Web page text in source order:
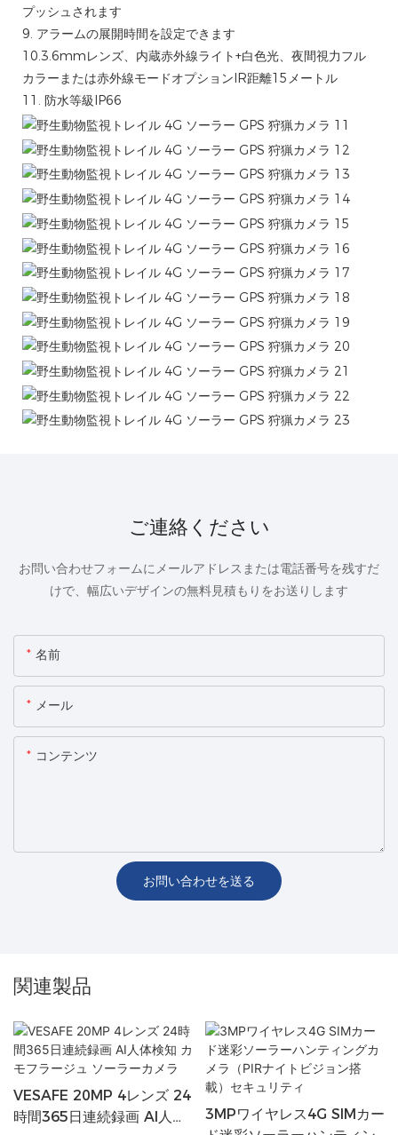
プッシュされます
9. アラームの展開時間を設定できます
10.3.6mmレンズ、内蔵赤外線ライト+白色光、夜間視力フル
カラーまたは赤外線モードオプションIR距離15メートル
11. 防水等級IP66
ご連絡ください
お問い合わせフォームにメールアドレスまたは電話番号を残すだ
けで、幅広いデザインの無料見積もりをお送りします
名前
メール
コンテンツ
お問い合わせを送る
関連製品
VESAFE 20MP 4レンズ 24
時間365日連続録画 AI人体
3MPワイヤレス4G SIMカー